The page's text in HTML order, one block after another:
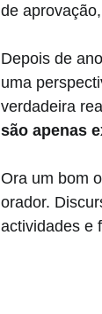
de
Depois de
uma
verdadeira
são apenas
Ora um bom
orador.
actividades e